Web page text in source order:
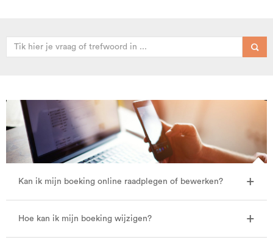
Kan ik mijn boeking online raadplegen of bewerken?
Hoe kan ik mijn boeking wijzigen?